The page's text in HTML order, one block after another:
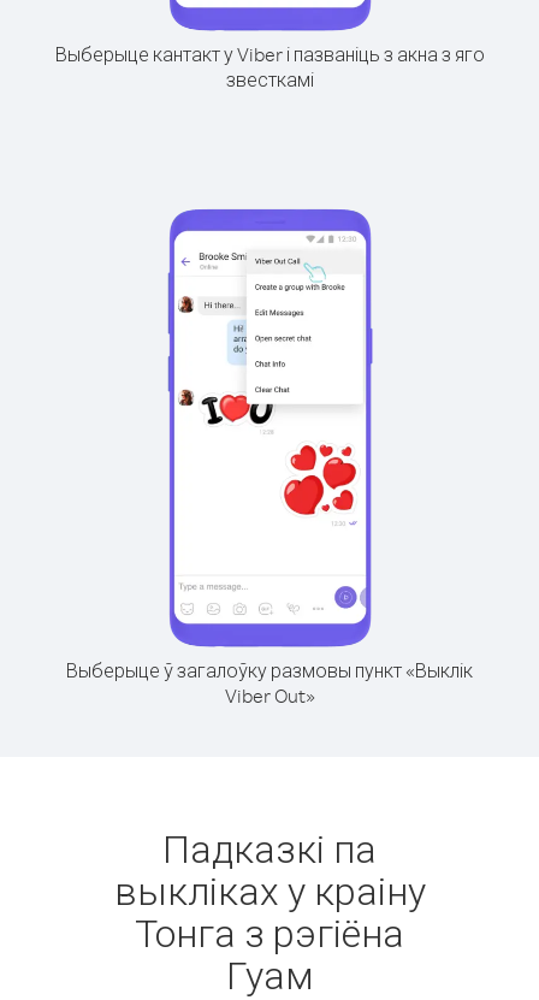
Выберыце кантакт у Viber і пазваніць з акна з яго
звесткамі
Выберыце ў загалоўку размовы пункт «Выклік
Viber Out»
Падказкі па
выкліках у краіну
Тонга з рэгіёна
Гуам